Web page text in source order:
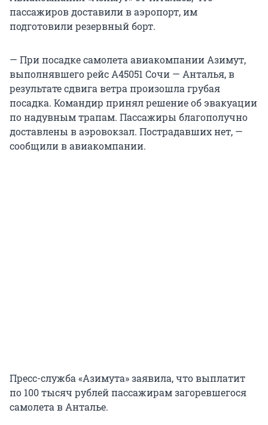
пассажиров доставили в аэропорт, им
подготовили резервный борт.
— При посадке самолета авиакомпании Азимут,
выполнявшего рейс А45051 Сочи — Анталья, в
результате сдвига ветра произошла грубая
посадка. Командир принял решение об эвакуации
по надувным трапам. Пассажиры благополучно
доставлены в аэровокзал. Пострадавших нет, —
сообщили в авиакомпании.
Пресс-служба «Азимута» заявила, что выплатит
по 100 тысяч рублей пассажирам загоревшегося
самолета в Анталье.